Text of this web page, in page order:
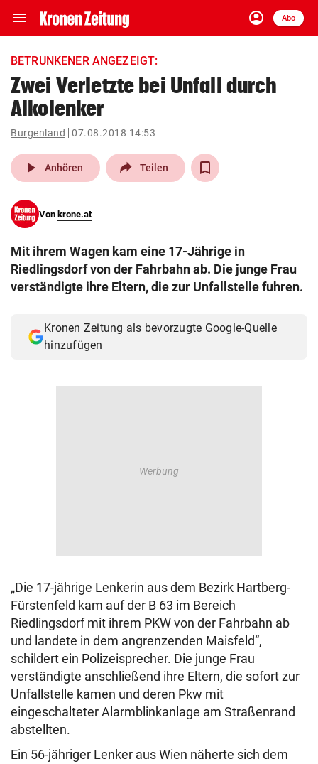
menu Navigation
ein-/ausklappen
account_circle
Anmelden
Abo
close Schließen
account_circle Anmelden
pin_drop
Wien arrow_right
search
eingeben
© Krone Multimedia GmbH & Co KG 2026
Muthgasse 2, 1190 Wien
BETRUNKENER ANGEZEIGT:
Zwei Verletzte bei Unfall durch
Alkolenker
Burgenland 07.08.2018 14:53
play_arrow Anhören Teilen
Von krone.at
Mit ihrem Wagen kam eine 17-Jährige in
Riedlingsdorf von der Fahrbahn ab. Die junge Frau
verständigte ihre Eltern, die zur Unfallstelle fuhren.
Kronen Zeitung als bevorzugte Google-Quelle
hinzufügen
„Die 17-jährige Lenkerin aus dem Bezirk Hartberg-
Fürstenfeld kam auf der B 63 im Bereich
Riedlingsdorf mit ihrem PKW von der Fahrbahn ab
und landete in dem angrenzenden Maisfeld“,
schildert ein Polizeisprecher. Die junge Frau
verständigte anschließend ihre Eltern, die sofort zur
Unfallstelle kamen und deren Pkw mit
eingeschalteter Alarmblinkanlage am Straßenrand
abstellten.
Ein 56-jähriger Lenker aus Wien näherte sich dem